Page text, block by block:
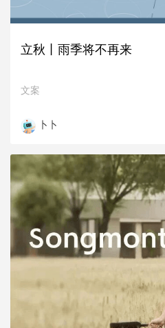
立秋丨雨季将不再来
文案
卜卜